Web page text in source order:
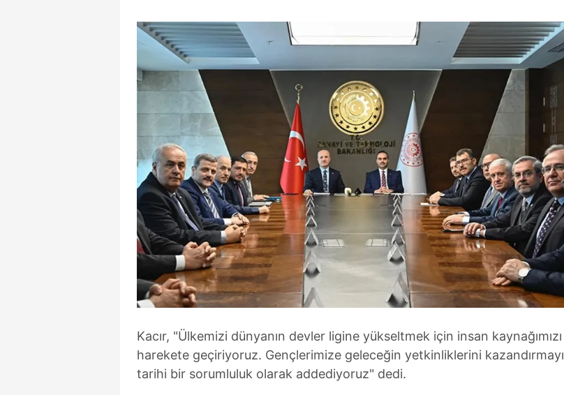
Kacır, "Ülkemizi dünyanın devler ligine yükseltmek için insan kaynağımızı
harekete geçiriyoruz. Gençlerimize geleceğin yetkinliklerini kazandırmayı
tarihi bir sorumluluk olarak addediyoruz" dedi.